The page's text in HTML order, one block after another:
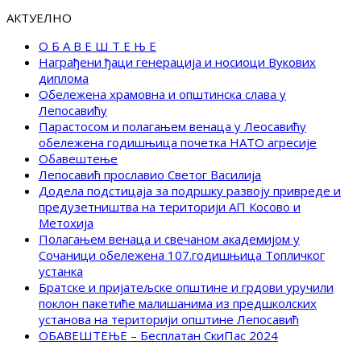
АКТУЕЛНО
О Б А В Е Ш Т Е Њ Е
Награђени ђаци генерација и носиоци Вукових
диплома
Обележена храмовна и општинска слава у
Лепосавићу
Парастосом и полагањем венаца у Леосавићу
обележена годишњица почетка НАТО агресије
Обавештење
Лепосавић прославио Светог Василија
Додела подстицаја за подршку развоју привреде и
предузетништва на територији АП Косово и
Метохија
Полагањем венаца и свечаном академијом у
Сочаници обележена 107.годишњица Топличког
устанка
Братске и пријатељске општине и грдови уручили
поклон пакетиће малишанима из предшколских
установа на територији општине Лепосавић
ОБАВЕШТЕЊЕ – Бесплатан СкиПас 2024